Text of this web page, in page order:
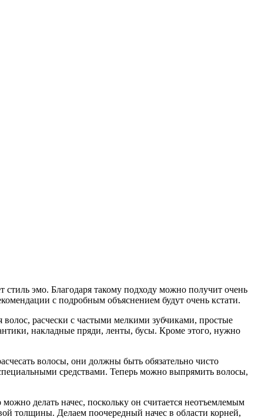
эмо. Благодаря такому подходу можно получит очень
с подробным объяснением будут очень кстати.
расчески с частыми мелкими зубчиками, простые
накладные пряди, ленты, бусы. Кроме этого, нужно
волосы, они должны быть обязательно чисто
средствами. Теперь можно выпрямить волосы,
делать начес, поскольку он считается неотъемлемым
толщины. Делаем поочередный начес в области корней,